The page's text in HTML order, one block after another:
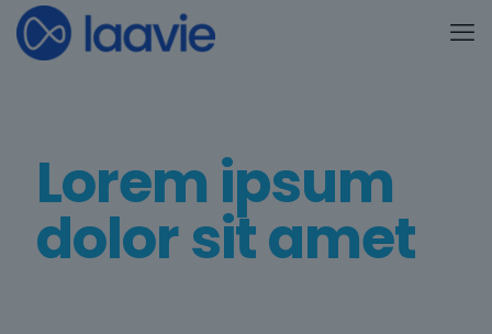
Lorem ipsum
dolor sit amet